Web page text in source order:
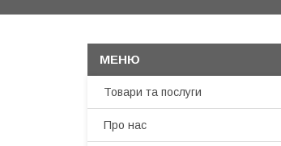
Товари та послуги
Про нас